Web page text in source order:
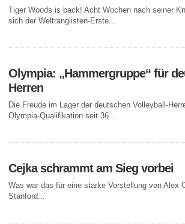
Tiger Woods is back! Acht Wochen nach seiner
sich der Weltranglisten-Erste...
Olympia: „Hammergruppe“ für
Herren
Die Freude im Lager der deutschen Volleyball-
Olympia-Qualifikation seit 36...
Cejka schrammt am Sieg vorbei
Was war das für eine starke Vorstellung von Alex
Stanford...